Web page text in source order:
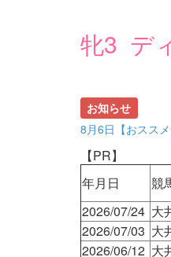
牝3 デ
お知らせ
8月6日【おスス
【PR】
年月日
競
2026/07/24 大
2026/07/03 大
2026/06/12 大